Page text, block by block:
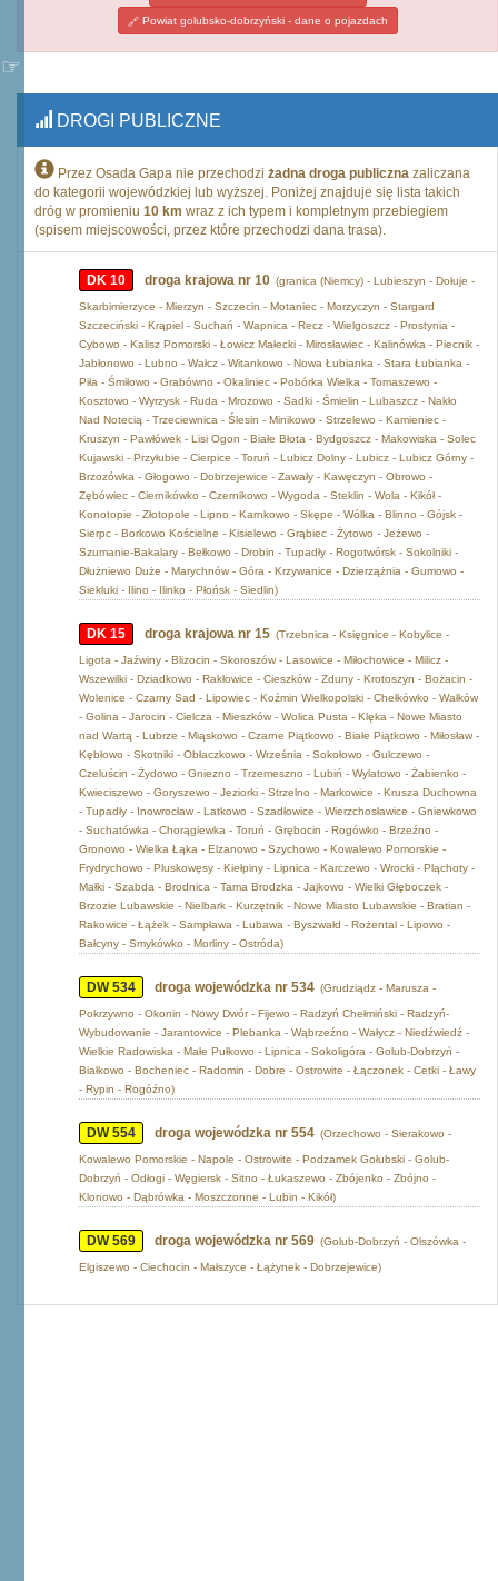
Powiat golubsko-dobrzyński - dane o pojazdach
DROGI PUBLICZNE
Przez Osada Gapa nie przechodzi żadna droga publiczna zaliczana
do kategorii wojewódzkiej lub wyższej. Poniżej znajduje się lista takich
dróg w promieniu 10 km wraz z ich typem i kompletnym przebiegiem
(spisem miejscowości, przez które przechodzi dana trasa).
DK 10 droga krajowa nr 10 (granica (Niemcy) - Lubieszyn - Dołuje -
Skarbimierzyce - Mierzyn - Szczecin - Motaniec - Morzyczyn - Stargard
Szczeciński - Krąpiel - Suchań - Wapnica - Recz - Wielgoszcz - Prostynia -
Cybowo - Kalisz Pomorski - Łowicz Małecki - Mirosławiec - Kalinówka - Piecnik -
Jabłonowo - Lubno - Wałcz - Witankowo - Nowa Łubianka - Stara Łubianka -
Piła - Śmiłowo - Grabówno - Okaliniec - Pobórka Wielka - Tomaszewo -
Kosztowo - Wyrzysk - Ruda - Mrozowo - Sadki - Śmielin - Lubaszcz - Nakło
Nad Notecią - Trzeciewnica - Ślesin - Minikowo - Strzelewo - Kamieniec -
Kruszyn - Pawłówek - Lisi Ogon - Białe Błota - Bydgoszcz - Makowiska - Solec
Kujawski - Przyłubie - Cierpice - Toruń - Lubicz Dolny - Lubicz - Lubicz Górny -
Brzozówka - Głogowo - Dobrzejewice - Zawały - Kawęczyn - Obrowo -
Zębówiec - Ciernikówko - Czernikowo - Wygoda - Steklin - Wola - Kikół -
Konotopie - Złotopole - Lipno - Karnkowo - Skępe - Wólka - Blinno - Gójsk -
Sierpc - Borkowo Kościelne - Kisielewo - Grąbiec - Żytowo - Jeżewo -
Szumanie-Bakalary - Bełkowo - Drobin - Tupadły - Rogotwórsk - Sokolniki -
Dłużniewo Duże - Marychnów - Góra - Krzywanice - Dzierzążnia - Gumowo -
Siekluki - Ilino - Ilinko - Płońsk - Siedlin)
DK 15 droga krajowa nr 15 (Trzebnica - Księgnice - Kobylice -
Ligota - Jaźwiny - Blizocin - Skoroszów - Lasowice - Miłochowice - Milicz -
Wszewilki - Dziadkowo - Rakłowice - Cieszków - Zduny - Krotoszyn - Bożacin -
Wolenice - Czarny Sad - Lipowiec - Koźmin Wielkopolski - Chełkówko - Wałków
- Golina - Jarocin - Cielcza - Mieszków - Wolica Pusta - Klęka - Nowe Miasto
nad Wartą - Lubrze - Miąskowo - Czarne Piątkowo - Białe Piątkowo - Miłosław -
Kębłowo - Skotniki - Obłaczkowo - Września - Sokołowo - Gulczewo -
Czeluścin - Żydowo - Gniezno - Trzemeszno - Lubiń - Wylatowo - Żabienko -
Kwieciszewo - Goryszewo - Jeziorki - Strzelno - Markowice - Krusza Duchowna
- Tupadły - Inowrocław - Latkowo - Szadłowice - Wierzchosławice - Gniewkowo
- Suchatówka - Chorągiewka - Toruń - Grębocin - Rogówko - Brzeźno -
Gronowo - Wielka Łąka - Elzanowo - Szychowo - Kowalewo Pomorskie -
Frydrychowo - Pluskowęsy - Kiełpiny - Lipnica - Karczewo - Wrocki - Pląchoty -
Małki - Szabda - Brodnica - Tama Brodzka - Jajkowo - Wielki Głęboczek -
Brzozie Lubawskie - Nielbark - Kurzętnik - Nowe Miasto Lubawskie - Bratian -
Rakowice - Łążek - Sampława - Lubawa - Byszwałd - Rożental - Lipowo -
Bałcyny - Smykówko - Morliny - Ostróda)
DW 534 droga wojewódzka nr 534 (Grudziądz - Marusza -
Pokrzywno - Okonin - Nowy Dwór - Fijewo - Radzyń Chełmiński - Radzyń-
Wybudowanie - Jarantowice - Plebanka - Wąbrzeźno - Wałycz - Niedźwiedź -
Wielkie Radowiska - Małe Pułkowo - Lipnica - Sokoligóra - Golub-Dobrzyń -
Białkowo - Bocheniec - Radomin - Dobre - Ostrowite - Łączonek - Cetki - Ławy
- Rypin - Rogóźno)
DW 554 droga wojewódzka nr 554 (Orzechowo - Sierakowo -
Kowalewo Pomorskie - Napole - Ostrowite - Podzamek Gołubski - Golub-
Dobrzyń - Odłogi - Węgiersk - Sitno - Łukaszewo - Zbójenko - Zbójno -
Klonowo - Dąbrówka - Moszczonne - Lubin - Kikół)
DW 569 droga wojewódzka nr 569 (Golub-Dobrzyń - Olszówka -
Elgiszewo - Ciechocin - Małszyce - Łążynek - Dobrzejewice)